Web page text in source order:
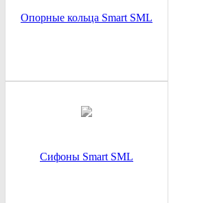
Опорные кольца Smart SML
Сифоны Smart SML